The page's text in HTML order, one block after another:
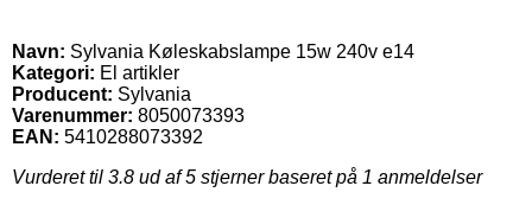
Navn: Sylvania Køleskabslampe 15w 240v e14
Kategori: El artikler
Producent: Sylvania
Varenummer: 8050073393
EAN: 5410288073392
Vurderet til 3.8 ud af 5 stjerner baseret på 1 anmeldelser